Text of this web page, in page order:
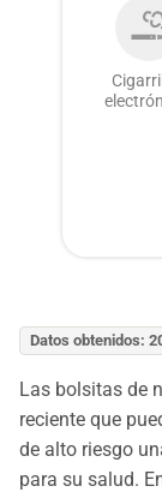
Datos obtenidos:
Las bolsitas de
reciente que
de alto riesgo
para su salud.